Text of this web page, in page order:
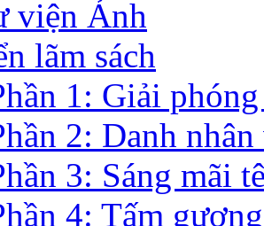
viện Ảnh
lãm sách
1: Giải
2: Danh nhân
3: Sáng mãi
4: Tấm